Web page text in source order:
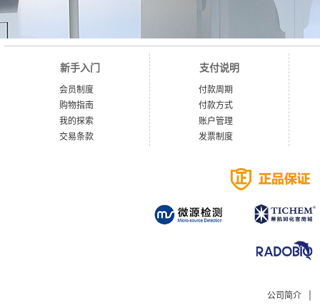
新手入门
会员制度
购物指南
我的探索
交易条款
支付说明
付款周期
付款方式
账户管理
发票制度
公司简介